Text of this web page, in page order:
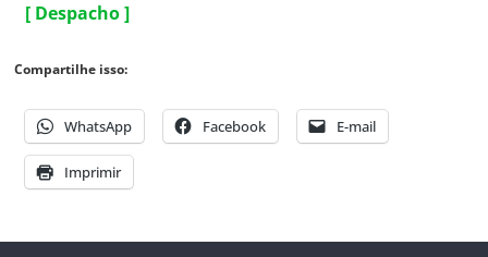
[ Despacho ]
Compartilhe isso:
WhatsApp Facebook E-mail
Imprimir